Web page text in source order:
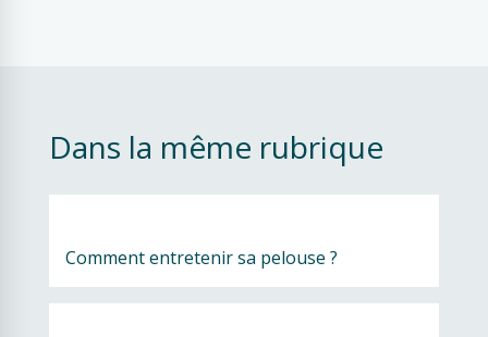
Dans la même rubrique
Comment entretenir sa pelouse ?